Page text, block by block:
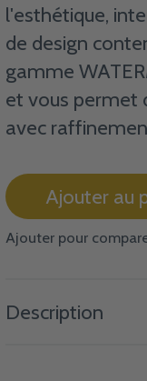
l'esthétique,
de design
gamme
et vous permet
avec
Ajouter au
Ajouter pour
Description